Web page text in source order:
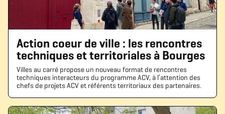
Action coeur de ville : les rencontres
techniques et territoriales à Bourges
Villes au carré propose un nouveau format de rencontres
techniques interacteurs du programme ACV, à l’attention des
chefs de projets ACV et référents territoriaux des partenaires.